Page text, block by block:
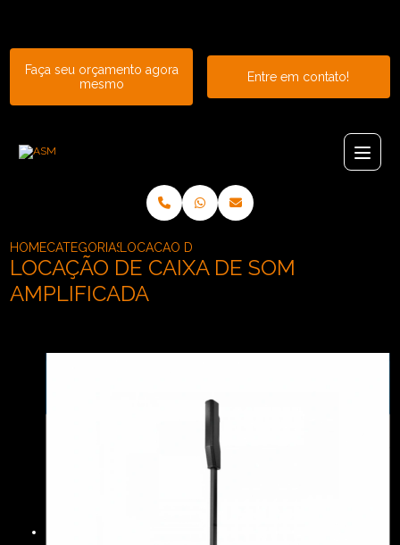
Faça seu orçamento agora
mesmo
Entre em contato!
HOMECATEGORIAS LOCACAO DE CAIXA DE SOM AMPLIFICADA
LOCAÇÃO DE CAIXA DE SOM
AMPLIFICADA